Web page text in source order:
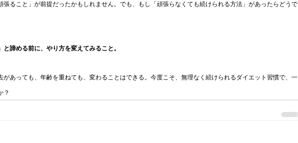
張ること」が前提だったかもしれません。でも、もし「頑張らなくても続けられる方法」があったらどうで
と諦める前に、やり方を変えてみること。
があっても、年齢を重ねても、変わることはできる。今度こそ、無理なく続けられるダイエット習慣で、一
？